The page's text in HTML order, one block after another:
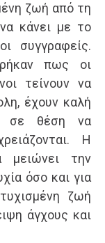
ζωή από τη
κάνει με το
συγγραφείς.
πως οι
τείνουν να
έχουν καλή
σε θέση να
Η
μειώνει την
όσο και για
ζωή
άγχους και